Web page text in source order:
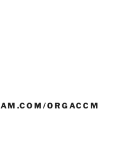
ORGACCM